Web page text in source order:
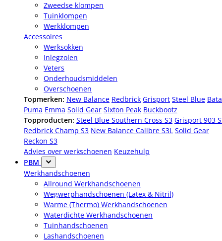
Zweedse klompen
Tuinklompen
Werkklompen
Accessoires
Werksokken
Inlegzolen
Veters
Onderhoudsmiddelen
Overschoenen
Topmerken: New Balance Redbrick Grisport Steel Blue Bata
Puma Emma Solid Gear Sixton Peak Buckbootz
Topproducten: Steel Blue Southern Cross S3 Grisport 903
Redbrick Champ S3 New Balance Calibre S3L Solid Gear
Reckon S3
Advies over werkschoenen Keuzehulp
PBM
Werkhandschoenen
Allround Werkhandschoenen
Wegwerphandschoenen (Latex & Nitril)
Warme (Thermo) Werkhandschoenen
Waterdichte Werkhandschoenen
Tuinhandschoenen
Lashandschoenen